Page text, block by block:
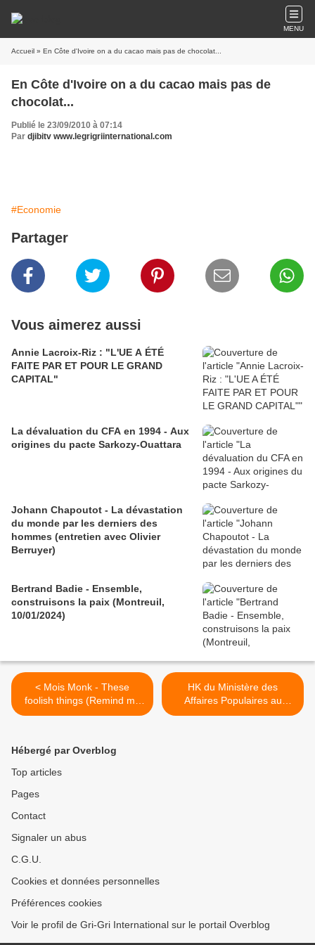
MENU
Accueil » En Côte d'Ivoire on a du cacao mais pas de chocolat...
En Côte d'Ivoire on a du cacao mais pas de
chocolat...
Publié le 23/09/2010 à 07:14
Par djibitv www.legrigriinternational.com
#Economie
Partager
Vous aimerez aussi
Annie Lacroix-Riz : "L'UE A ÉTÉ
FAITE PAR ET POUR LE GRAND
CAPITAL"
La dévaluation du CFA en 1994 - Aux
origines du pacte Sarkozy-Ouattara
Johann Chapoutot - La dévastation
du monde par les derniers des
hommes (entretien avec Olivier
Berruyer)
Bertrand Badie - Ensemble,
construisons la paix (Montreuil,
10/01/2024)
< Mois Monk - These
foolish things (Remind me
of you)
HK du Ministère des
Affaires Populaires au
rassemblement "Touche
Hébergé par Overblog
Top articles
Pages
Contact
Signaler un abus
C.G.U.
Cookies et données personnelles
Préférences cookies
Voir le profil de Gri-Gri International sur le portail Overblog